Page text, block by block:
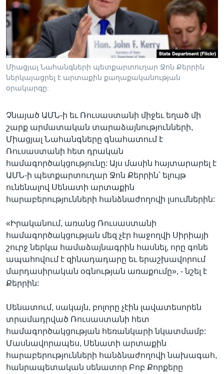
Լեզուներ
Միացյալ Նահանգների պետքարտուղար Ջոն Քերրին
ներկայացրել է արտաքին քաղաքականության
օրակարգը:
Չնայած ԱՄՆ-ի եւ Ռուսաստանի միջեւ եղած մի
շարք արմատական տարաձայնությունների,
Միացյալ Նահանգները գնահատում է
Ռուսաստանի հետ դրական
համագործակցությունը: Այս մասին հայտարարել է
ԱՄՆ-ի պետքարտուղար Ջոն Քերրին՝ ելույթ
ունենալով Սենատի արտաքին
հարաբերությունների հանձնաժողովի լսումներին:
«Իրականում, առանց Ռուսաստանի
համագործակցության մեզ չէր հաջողվի Սիրիայի
շուրջ ներկա համաձայնագրին հասնել, որը գոնե
ապահովում է զինադադարը եւ երաշխավորում
մարդասիրական օգնության առաքումը», - նշել է
Քերրին:
Սենատում, սակայն, բոլորը չէին լավատեսորեն
տրամադրված Ռուսաստանի հետ
համագործակցության հեռանկարի նկատմամբ:
Մասնավորապես, Սենատի արտաքին
հարաբերությունների հանձնաժողովի նախագահ,
հանրապետական սենատոր Բոբ Քորքերը